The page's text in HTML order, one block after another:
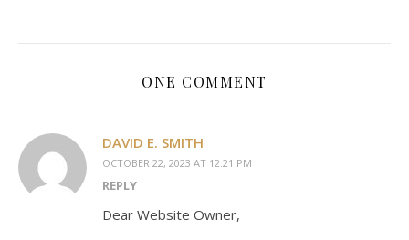
ONE COMMENT
DAVID E. SMITH
OCTOBER 22, 2023 AT 12:21 PM
REPLY
Dear Website Owner,